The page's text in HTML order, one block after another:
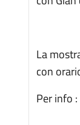
La
con
Per info :